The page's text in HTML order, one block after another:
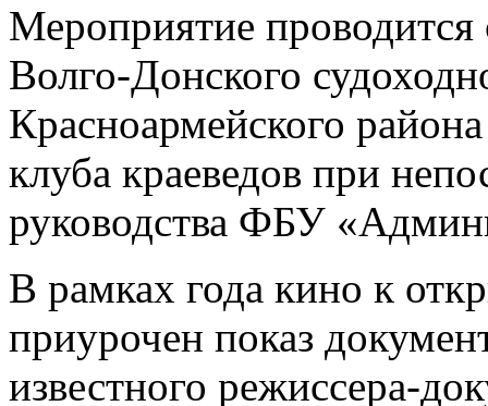
Мероприятие проводится
Волго-Донского
Красноармейского
клуба краеведов при
руководства ФБУ
В рамках года кино к
приурочен показ
известного режиссера-